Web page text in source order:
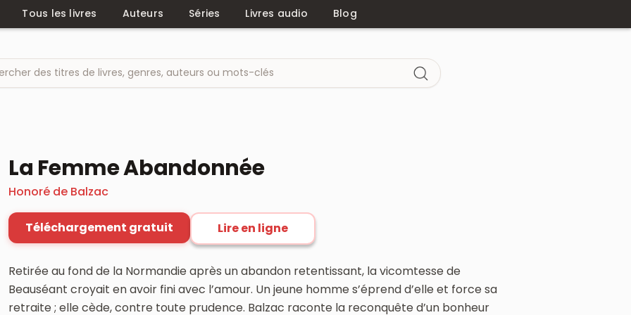
Tous les livres Auteurs Séries Livres audio Blog
La Femme Abandonnée
Honoré de Balzac
Téléchargement gratuit Lire en ligne
Retirée au fond de la Normandie après un abandon retentissant, la vicomtesse de
Beauséant croyait en avoir fini avec l’amour. Un jeune homme s’éprend d’elle et force sa
retraite ; elle cède, contre toute prudence. Balzac raconte la reconquête d’un bonheur